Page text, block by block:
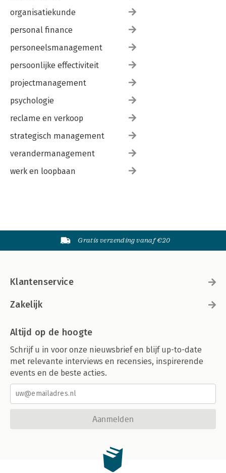
organisatiekunde
personal finance
personeelsmanagement
persoonlijke effectiviteit
projectmanagement
psychologie
reclame en verkoop
strategisch management
verandermanagement
werk en loopbaan
Gratis verzending vanaf €20
Klantenservice
Zakelijk
Altijd op de hoogte
Schrijf u in voor onze nieuwsbrief en blijf up-to-date
met relevante interviews en recensies, inspirerende
events en de beste acties.
Aanmelden